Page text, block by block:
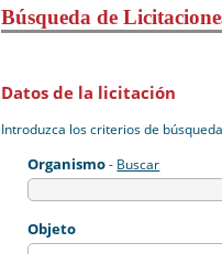
Búsqueda de
Introduzca los criterios de
Datos de la licitación
Organismo- Buscar
Objeto